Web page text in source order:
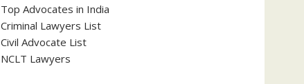
Top Advocates in India
Criminal Lawyers List
Civil Advocate List
NCLT Lawyers